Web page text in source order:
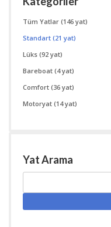
Tüm Yatlar (146 yat)
Standart (21 yat)
Lüks (92 yat)
Bareboat (4 yat)
Comfort (36 yat)
Motoryat (14 yat)
Yat Arama